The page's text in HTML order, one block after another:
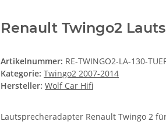
Renault Twingo2
Artikelnummer: RE-TWINGO2-LA-130-
Kategorie: Twingo2 2007-2014
Hersteller: Wolf Car Hifi
Lautsprecheradapter Renault Twingo 2